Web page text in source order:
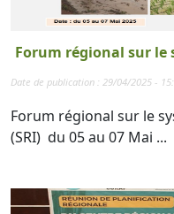
Forum régional sur
Date de publication : 29/04/2025 -
Forum régional sur le
(SRI) du 05 au 07 Mai ...